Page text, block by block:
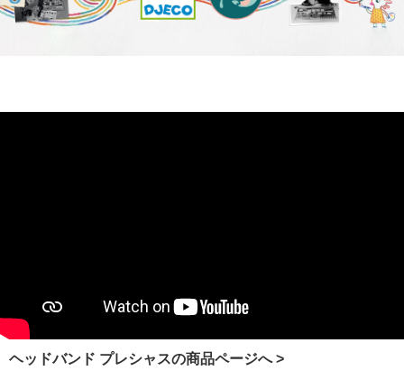
ヘッドバンド プレシャスの商品ページへ >